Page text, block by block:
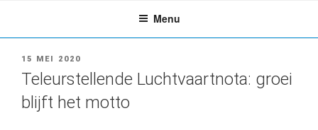
de
inhoud
Menu
GEPLAATST
OP
15 MEI 2020
Teleurstellende Luchtvaartnota: groei
blijft het motto